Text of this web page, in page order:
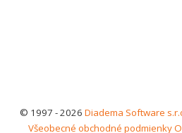
© 1997 - 2026 Diadema Software
Všeobecné obchodné podmienky